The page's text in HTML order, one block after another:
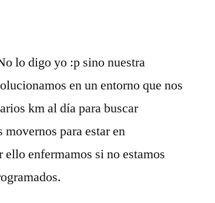
lo digo yo :p sino nuestra
en un entorno que nos
km al día para buscar
para estar en
enfermamos si no estamos